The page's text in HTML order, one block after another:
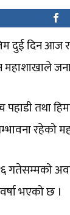
दुई दिन आज
महाशाखाले
पहाडी तथा
रहेको
गतेसम्मको
भएको छ ।